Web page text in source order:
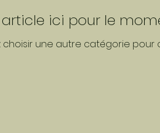
ici pour le
choisir une autre catégorie pour